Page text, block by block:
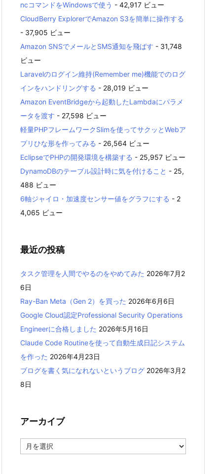
ncコマンドをWindowsで使う - 42,917 ビュー
CloudBerry ExplorerでAmazon S3を簡単に操作する
- 37,905 ビュー
Amazon SNSでメールとSMS通知を飛ばす - 31,748
ビュー
Laravelのログイン維持(Remember me)機能でのログ
インをハンドリングする - 28,019 ビュー
Amazon EventBridgeから起動したLambdaにパラメ
ータを渡す - 27,598 ビュー
軽量PHPフレームワークSlimを使ってサクッとWebア
プリひな形を作ってみる - 26,564 ビュー
EclipseでPHPの開発環境を構築する - 25,957 ビュー
DynamoDBのテーブル設計時に気を付けること - 25,
488 ビュー
6軸ジャイロ・加速度センサー値をグラフにする - 2
4,065 ビュー
最近の投稿
タスク管理を人間でやるのをやめてみた 2026年7月2
6日
Ray-Ban Meta（Gen 2）を買った 2026年6月6日
Google Cloud認定Professional Security Operations
Engineerに合格しました 2026年5月16日
Claude Code Routineを使って自動生成日記システム
を作った 2026年4月23日
ブログを書く気になれないというブログ 2026年3月2
8日
アーカイブ
ー